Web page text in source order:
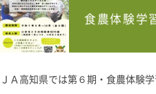
食農体験学
ＪＡ高知県では第６期・食農体験学